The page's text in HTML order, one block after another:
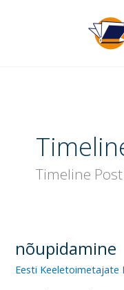
Timeline
nõupidamine
Eesti
nõupidamine